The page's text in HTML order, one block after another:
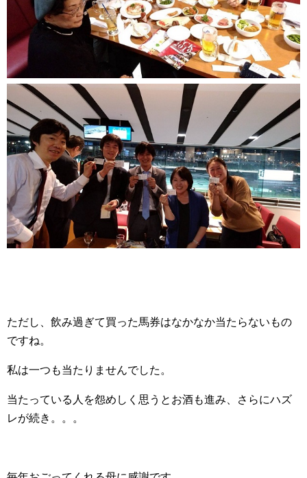
ただし、飲み過ぎて買った馬券はなかなか当たらないもの
ですね。
私は一つも当たりませんでした。
当たっている人を怨めしく思うとお酒も進み、さらにハズ
レが続き。。。